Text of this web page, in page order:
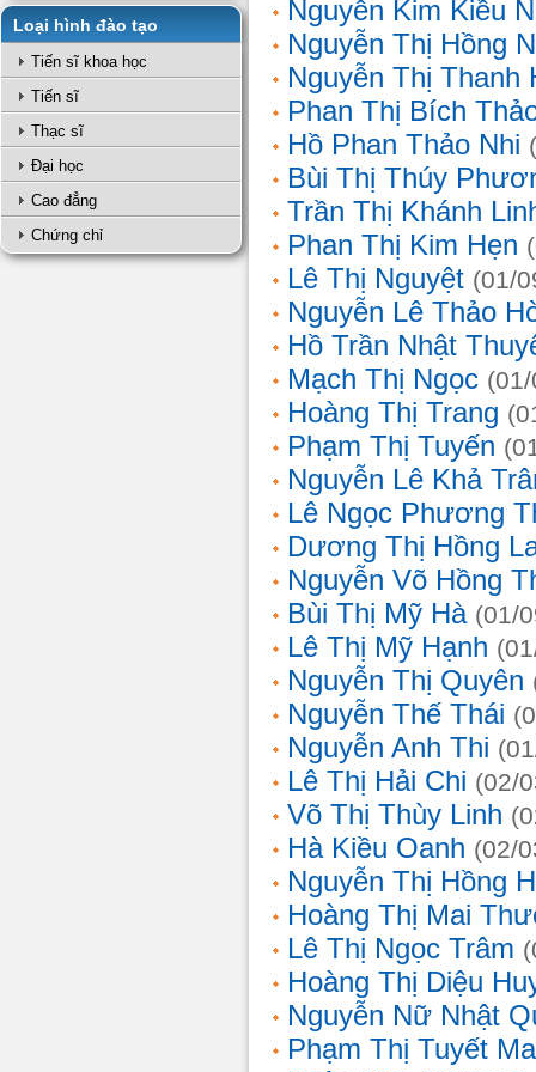
Loại hình đào tạo
Tiến sĩ khoa học
Tiến sĩ
Thạc sĩ
Đại học
Cao đẳng
Chứng chỉ
Nguyễn Kim Kiều
Nguyễn Thị Hồng
Nguyễn Thị Thanh
Phan Thị Bích
Hồ Phan Thảo Nhi
Bùi Thị Thúy
Trần Thị Khánh
Phan Thị Kim Hẹn
Lê Thị Nguyệt (01/
Nguyễn Lê Thảo
Hồ Trần Nhật
Mạch Thị Ngọc
Hoàng Thị Trang
Phạm Thị Tuyến
Nguyễn Lê Khả
Lê Ngọc Phương
Dương Thị Hồng
Nguyễn Võ Hồng
Bùi Thị Mỹ Hà (01/
Lê Thị Mỹ Hạnh
Nguyễn Thị Quyên
Nguyễn Thế Thái
Nguyễn Anh Thi
Lê Thị Hải Chi (02/
Võ Thị Thùy Linh
Hà Kiều Oanh (02/
Nguyễn Thị Hồng
Hoàng Thị Mai
Lê Thị Ngọc Trâm
Hoàng Thị Diệu
Nguyễn Nữ Nhật
Phạm Thị Tuyết